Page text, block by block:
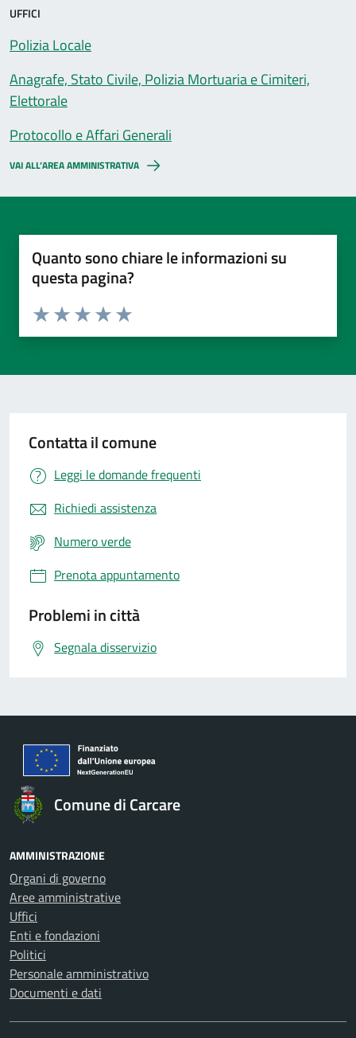
UFFICI
Polizia Locale
Anagrafe, Stato Civile, Polizia Mortuaria e Cimiteri,
Elettorale
Protocollo e Affari Generali
VAI ALL’AREA AMMINISTRATIVA
Quanto sono chiare le informazioni su
questa pagina?
Valuta da 1 a 5 stelle la pagina
Valuta 5 stelle su 5
Valuta 4 stelle su 5
Valuta 3 stelle su 5
Valuta 2 stelle su 5
Valuta 1 stelle su 5
Contatta il comune
Leggi le domande frequenti
Richiedi assistenza
Numero verde
Prenota appuntamento
Problemi in città
Segnala disservizio
Comune di Carcare
AMMINISTRAZIONE
Organi di governo
Aree amministrative
Uffici
Enti e fondazioni
Politici
Personale amministrativo
Documenti e dati